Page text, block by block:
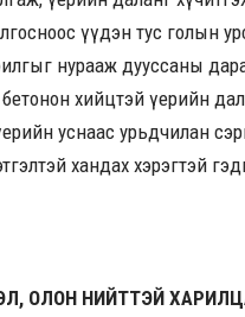
үүдэн тус голын
нурааж дууссаны
бетонон хийцтэй үерийн
уснаас урьдчилан
хандах хэрэгтэй
ОЛОН НИЙТТЭЙ